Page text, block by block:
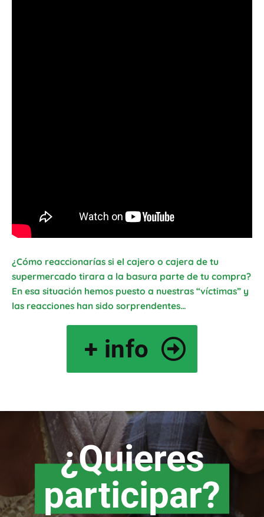
¿Cómo reaccionarías si el cajero o cajera de tu
supermercado tirara a la basura parte de tu compra?
En esa situación hemos puesto a nuestras “víctimas” y
las reacciones han sido sorprendentes…
+ info
¿Quieres
participar?